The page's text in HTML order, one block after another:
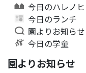
今日のハレノヒ
今日のランチ
園よりお知らせ
今日の学童
園よりお知らせ